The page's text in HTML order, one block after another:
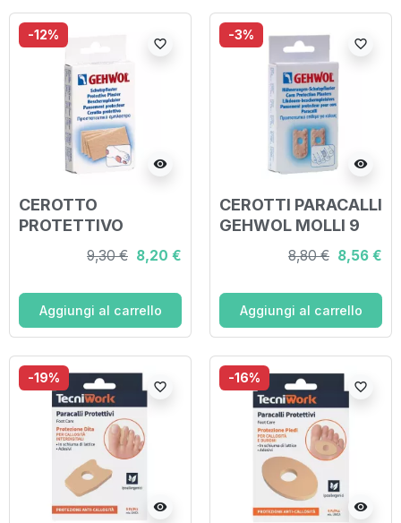
-12%
visibility
favorite_border
CEROTTO
PROTETTIVO
GEHWOL 4 PEZZI
9,30 € 8,20 €
Aggiungi al carrello
-3%
visibility
favorite_border
CEROTTI PARACALLI
GEHWOL MOLLI 9
8,80 € 8,56 €
Aggiungi al carrello
-19%
visibility
favorite_border
-16%
visibility
favorite_border